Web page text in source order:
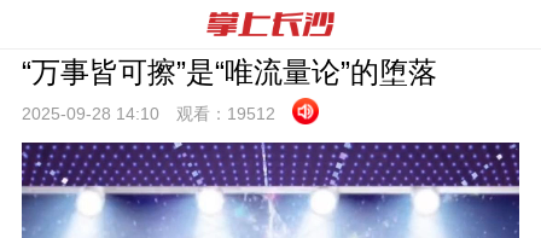
“万事皆可擦”是“唯流量论”的堕落
2025-09-28 14:10 观看： 19512